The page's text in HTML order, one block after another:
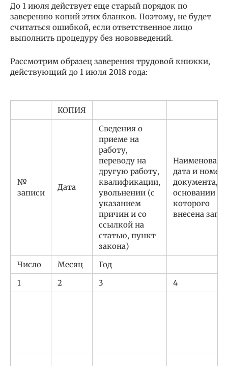
До 1 июля действует еще старый порядок по
заверению копий этих бланков. Поэтому, не будет
считаться ошибкой, если ответственное лицо
выполнить процедуру без нововведений.
Рассмотрим образец заверения трудовой книжки,
действующий до 1 июля 2018 года:
КОПИЯ
№
записи
Дата
Сведения о
приеме на
работу,
переводу на
другую работу,
квалификации,
увольнении (с
указанием
причин и со
ссылкой на
статью, пункт
закона)
дата и номер
документа,
основании
которого
внесена
Число Месяц
Год
1
2 3 4